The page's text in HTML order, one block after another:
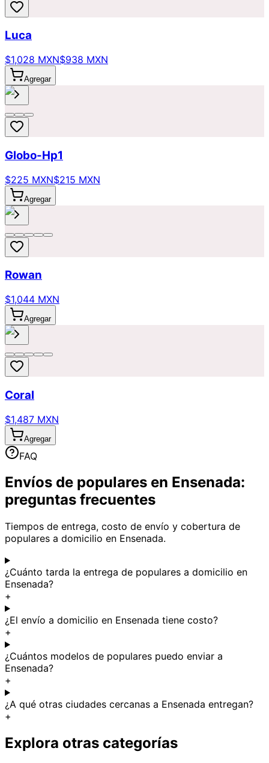
Luca
$1,028 MXN$938 MXN
Agregar
Globo-Hp1
$225 MXN$215 MXN
Agregar
Rowan
$1,044 MXN
Agregar
Coral
$1,487 MXN
Agregar
FAQ
Envíos de populares en Ensenada:
preguntas frecuentes
Tiempos de entrega, costo de envío y cobertura de
populares a domicilio en Ensenada.
¿Cuánto tarda la entrega de populares a domicilio en
Ensenada?
+
¿El envío a domicilio en Ensenada tiene costo?
+
¿Cuántos modelos de populares puedo enviar a
Ensenada?
+
¿A qué otras ciudades cercanas a Ensenada entregan?
+
Explora otras categorías